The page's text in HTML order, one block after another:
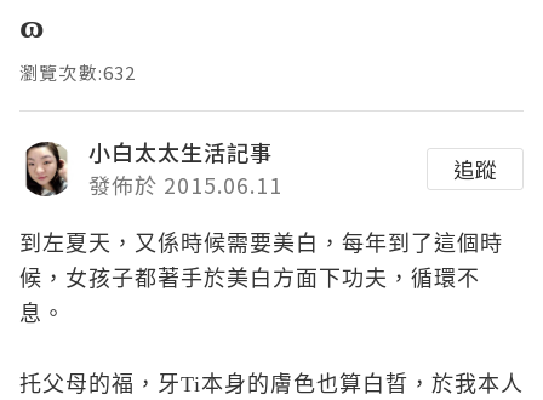
ɷ
瀏覽次數:632
小白太太生活記事
發佈於 2015.06.11
追蹤
到左夏天，又係時候需要美白，每年到了這個時
候，女孩子都著手於美白方面下功夫，循環不
息。
托父母的福，牙Ti本身的膚色也算白晢，於我本人